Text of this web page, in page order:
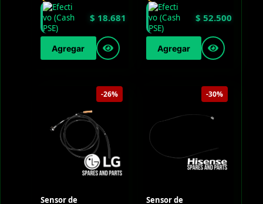
$ 18.681
Agregar
$ 52.500
Agregar
-26%
Sensor de
-30%
Sensor de